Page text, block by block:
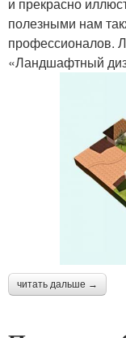
полезными нам
профессионалов.
«Ландшафтный
читать дальше →